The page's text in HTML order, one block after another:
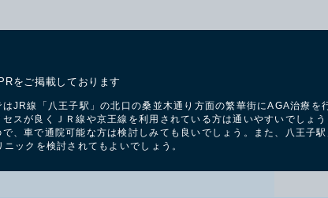
をご掲載しております
はJR線「八王子駅」の北口の桑並木通り方面の繁華街にAGA治療
スが良くＪＲ線や京王線を利用されている方は通いやすいでしょ
で、車で通院可能な方は検討しみても良いでしょう。また、八王子
ックを検討されてもよいでしょう。